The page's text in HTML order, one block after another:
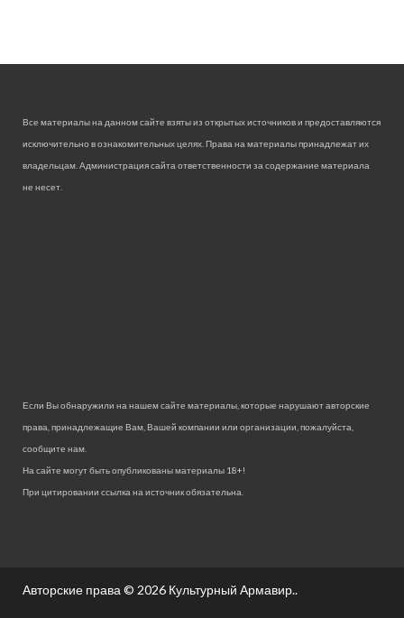
Все материалы на данном сайте взяты из открытых источников и предоставляются
исключительно в ознакомительных целях. Права на материалы принадлежат их
владельцам. Администрация сайта ответственности за содержание материала
не несет.
Если Вы обнаружили на нашем сайте материалы, которые нарушают авторские
права, принадлежащие Вам, Вашей компании или организации, пожалуйста,
сообщите нам.
На сайте могут быть опубликованы материалы 18+!
При цитировании ссылка на источник обязательна.
Авторские права © 2026 Культурный Армавир..